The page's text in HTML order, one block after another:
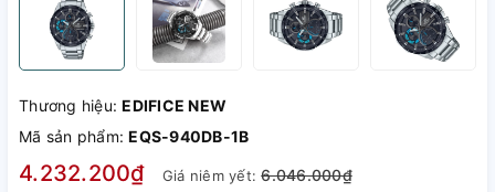
Thương hiệu:EDIFICE NEW
Mã sản phẩm:EQS-940DB-1B
4.232.200₫ Giá niêm yết:6.046.000₫